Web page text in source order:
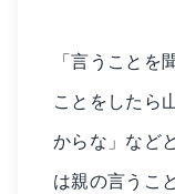
「言うことを
ことをしたら
からな」など
は親の言うこ